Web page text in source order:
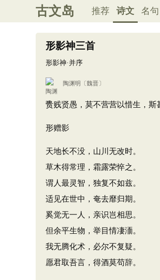
古文岛 推荐 诗文 名句
形影神三首
形影神·并序
陶渊明 〔魏晋〕
贵贱贤愚，莫不营营以惜生，斯
形赠影
天地长不没，山川无改时。
草木得常理，霜露荣悴之。
谓人最灵智，独复不如兹。
适见在世中，奄去靡归期。
奚觉无一人，亲识岂相思。
但余平生物，举目情凄洏。
我无腾化术，必尔不复疑。
愿君取吾言，得酒莫苟辞。